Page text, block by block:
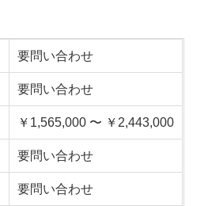
要問い合わせ
要問い合わせ
￥1,565,000 〜 ￥2,443,000
要問い合わせ
要問い合わせ